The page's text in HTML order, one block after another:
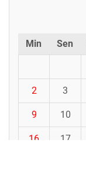
Min Sen
2 3
9 10
16 17